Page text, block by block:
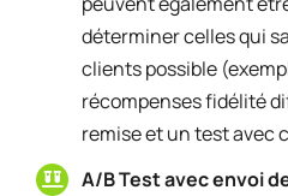
déterminer celles qui
clients possible
récompenses fidélité
remise et un test avec
A/B Test avec envoi